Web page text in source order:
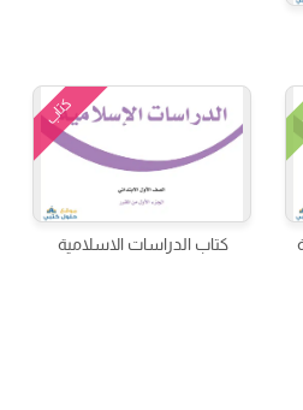
كتاب
كتاب الدراسات الاسلامية